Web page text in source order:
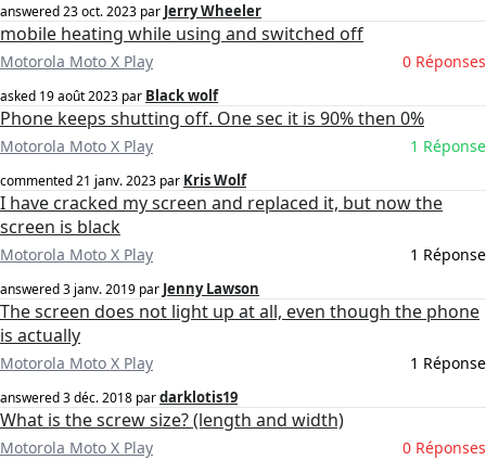
answered23 oct. 2023 par Jerry Wheeler
mobile heating while using and switched off
Motorola Moto X Play 0 Réponses
asked 19 août 2023 par Black wolf
Phone keeps shutting off. One sec it is 90% then 0%
Motorola Moto X Play 1 Réponse
commented21 janv. 2023 par Kris Wolf
I have cracked my screen and replaced it, but now the
screen is black
Motorola Moto X Play 1 Réponse
answered3 janv. 2019 par Jenny Lawson
The screen does not light up at all, even though the phone
is actually
Motorola Moto X Play 1 Réponse
answered3 déc. 2018 pardarklotis19
What is the screw size? (length and width)
Motorola Moto X Play 0 Réponses